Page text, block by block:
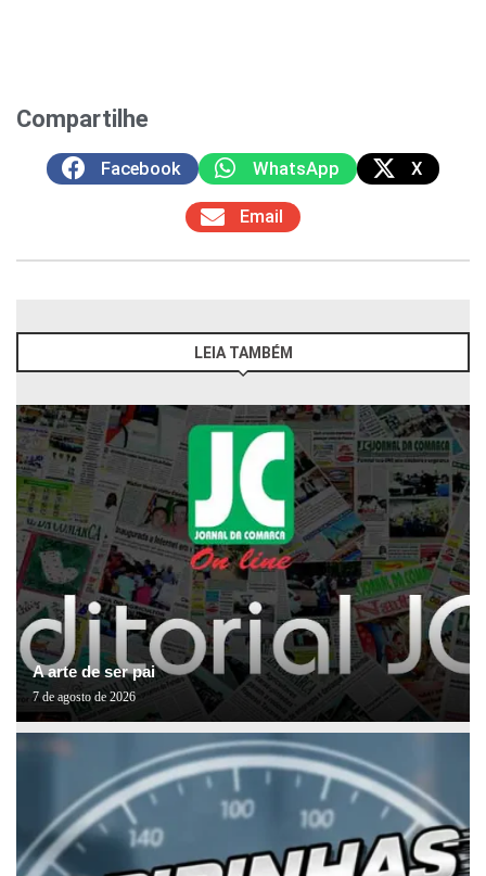
Compartilhe
Facebook WhatsApp X
Email
LEIA TAMBÉM
A arte de ser pai
7 de agosto de 2026